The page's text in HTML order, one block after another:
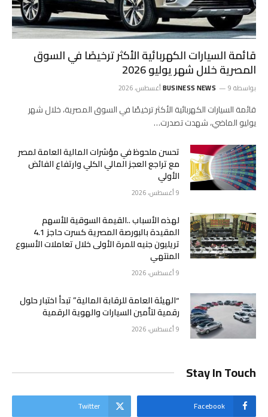
قائمة السيارات الكهربائية الأكثر ترخيصًا في السوق
المصرية خلال شهر يوليو 2026
بواسطة BUSINESS NEWS 9 أغسطس، 2026
قائمة السيارات الكهربائية الأكثر ترخيصًا في السوق المصرية، خلال شهر
يوليو الماضي، شهدت تصدرت…
تحسن ملحوظ في مؤشرات المالية العامة لمصر
مع تراجع العجز المالي الكلي وارتفاع الفائض
الأولي
9 أغسطس، 2026
لهذه الأسباب ..القيمة السوقية للأسهم
المقيدة بالبورصة المصرية كسرت حاجز 4.1
تريليون جنيه للمرة الأولى خلال تعاملات الأسبوع
المنتهي
9 أغسطس، 2026
“الهيئة العامة للرقابة المالية” تبدأ اختبار حلول
رقمية لتأمين السيارات والهوية الرقمية
9 أغسطس، 2026
Stay In Touch
Facebook
Twitter